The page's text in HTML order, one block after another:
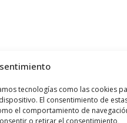
tecnologías como las cookies
El consentimiento de
el comportamiento de
o retirar el consentimiento,